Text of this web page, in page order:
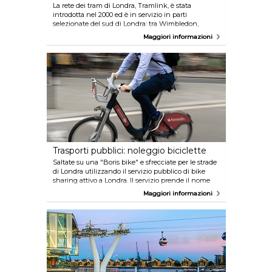
La rete dei tram di Londra, Tramlink, è stata
introdotta nel 2000 ed è in servizio in parti
selezionate del sud di Londra: tra Wimbledon,
Croydon, Beckenham e New Addington. I tram
partono ogni sette minuti per New Addington e
ogni dieci minuti per Wimbledon, Elmers End e
Beckenham Junction durante il giorno dal Lunedì
al Sabato. Le tariffe sono le stesse degli autobus, con
uno sconto per chi usa una Oyster card. Anche le
Travelcard sono valide sui tram e le tessere per gli
autobus includono l'uso della rete dei tram.
Maggiori informazioni
Trasporti pubblici: noleggio biciclette
Saltate su una "Boris bike" e sfrecciate per le strade
di Londra utilizzando il servizio pubblico di bike
sharing attivo a Londra. Il servizio prende il nome
dal sindaco di Londra Boris Johnson e le
inconfondibili biciclette di colore blu sono a
disposizione di tutti nelle oltre 550 docking station
(o stalli biciclette) di Londra dove
prelevare/riagganciare la bici: quindi non sarete mai
lontani da uno stallo. Dopo aver pagato
l'abbonamento al servizio, potete noleggiare una
bici per un giorno, una settimana o un anno. L'uso
delle bici è gratuito per i primi 30 minuti, con prezzi
Maggiori informazioni